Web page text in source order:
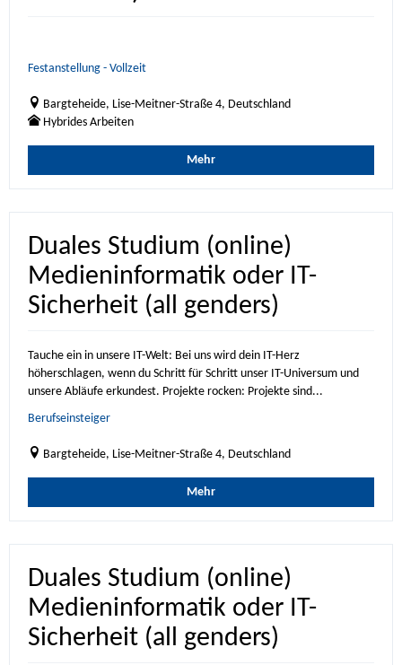
Festanstellung - Vollzeit
Bargteheide, Lise-Meitner-Straße 4, Deutschland
Hybrides Arbeiten
Mehr
Duales Studium (online)
Medieninformatik oder IT-
Sicherheit (all genders)
Tauche ein in unsere IT-Welt: Bei uns wird dein IT-Herz
höherschlagen, wenn du Schritt für Schritt unser IT-Universum und
unsere Abläufe erkundest. Projekte rocken: Projekte sind...
Berufseinsteiger
Bargteheide, Lise-Meitner-Straße 4, Deutschland
Mehr
Duales Studium (online)
Medieninformatik oder IT-
Sicherheit (all genders)